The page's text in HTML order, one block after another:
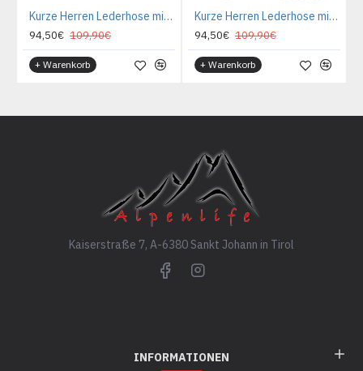
Kurze Herren Lederhose mit Gürtel, Krone
94,50€ 109,90€
+ Warenkorb
Kurze Herren Lederhose mit Gürtel, Karl
94,50€ 109,90€
+ Warenkorb
Kaiserstraße 7, A-6380 Sankt Johann in Tirol
INFORMATIONEN